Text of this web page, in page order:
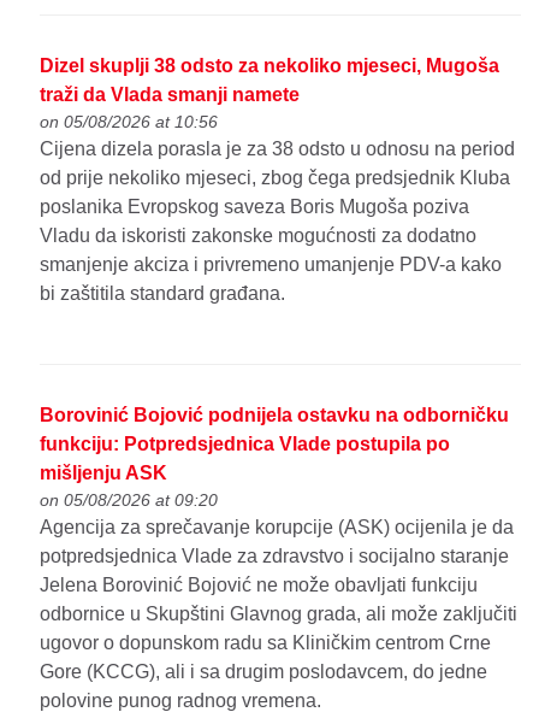
Dizel skuplji 38 odsto za nekoliko mjeseci, Mugoša
traži da Vlada smanji namete
on 05/08/2026 at 10:56
Cijena dizela porasla je za 38 odsto u odnosu na period
od prije nekoliko mjeseci, zbog čega predsjednik Kluba
poslanika Evropskog saveza Boris Mugoša poziva
Vladu da iskoristi zakonske mogućnosti za dodatno
smanjenje akciza i privremeno umanjenje PDV-a kako
bi zaštitila standard građana.
Borovinić Bojović podnijela ostavku na odborničku
funkciju: Potpredsjednica Vlade postupila po
mišljenju ASK
on 05/08/2026 at 09:20
Agencija za sprečavanje korupcije (ASK) ocijenila je da
potpredsjednica Vlade za zdravstvo i socijalno staranje
Jelena Borovinić Bojović ne može obavljati funkciju
odbornice u Skupštini Glavnog grada, ali može zaključiti
ugovor o dopunskom radu sa Kliničkim centrom Crne
Gore (KCCG), ali i sa drugim poslodavcem, do jedne
polovine punog radnog vremena.